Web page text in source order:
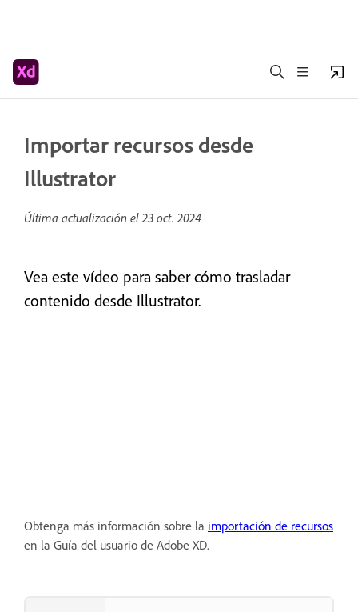
Importar recursos desde
Illustrator
Última actualización el23 oct. 2024
Vea este vídeo para saber cómo trasladar
contenido desde Illustrator.
Obtenga más información sobre la importación de recursos
en la Guía del usuario de Adobe XD.